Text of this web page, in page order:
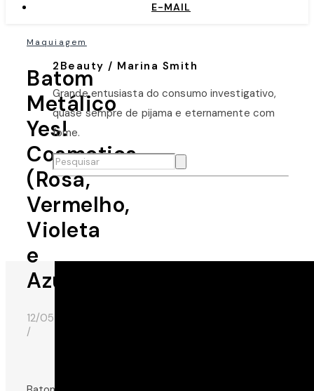
E-MAIL
Maquiagem
Batom
Metálico
Yes!
Cosmetics
(Rosa,
Vermelho,
Violeta
e
Azul)
12/05/2017
/
2Beauty / Marina Smith
Grande entusiasta do consumo investigativo,
quase sempre de pijama e eternamente com
fome.